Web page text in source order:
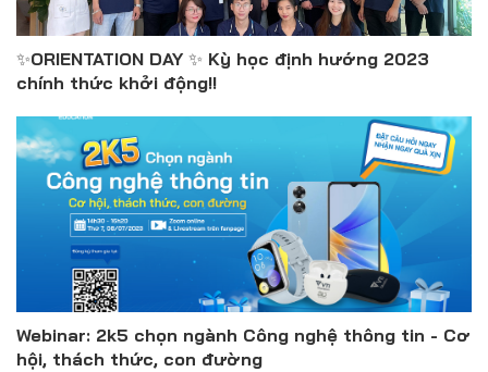
✨ORIENTATION DAY ✨ Kỳ học định hướng 2023
chính thức khởi động!!
Webinar: 2k5 chọn ngành Công nghệ thông tin - Cơ
hội, thách thức, con đường